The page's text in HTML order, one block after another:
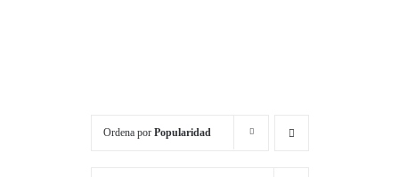
Ordena por Popularidad